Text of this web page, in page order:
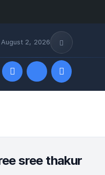
August 2, 2026
sree thakur